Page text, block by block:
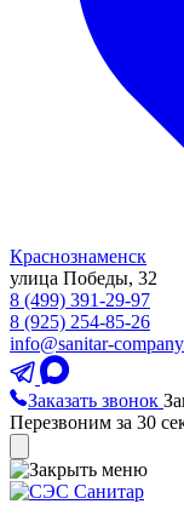
Краснознаменск
улица Победы, 32
8 (499) 391-29-97
8 (925) 254-85-26
info@sanitar-
Заказать звонок
Перезвоним за 30